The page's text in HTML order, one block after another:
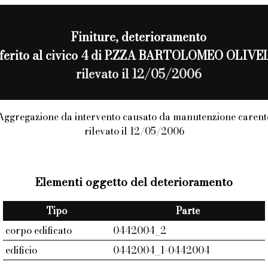
Finiture, deterioramento
al civico 4 di P.ZZA BARTOLOMEO
rilevato il 12/05/2006
da intervento causato da manutenzione
rilevato il 12/05/2006
Elementi oggetto del deterioramento
Tipo
Parte
corpo edificato
0442004_2
edificio
0442004_1-0442004